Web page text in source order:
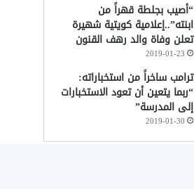
“أصيب بجلطة قهراً من
ابنته”..إعلامية كويتية شهيرة
تعلن وفاة والد رهف القنون
2019-01-23
ترامب ساخراً من استخباراته:
“ربما يتعين أن تعود الاستخبارات
إلى المدرسة”
2019-01-30